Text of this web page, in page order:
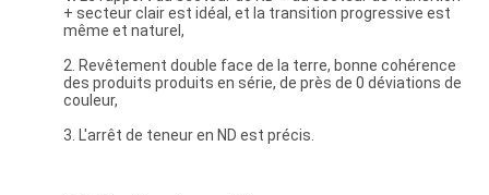
+ secteur clair est idéal, et la transition progressive est
même et naturel,
2. Revêtement double face de la terre, bonne cohérence
des produits produits en série, de près de 0 déviations de
couleur,
3. L'arrêt de teneur en ND est précis.